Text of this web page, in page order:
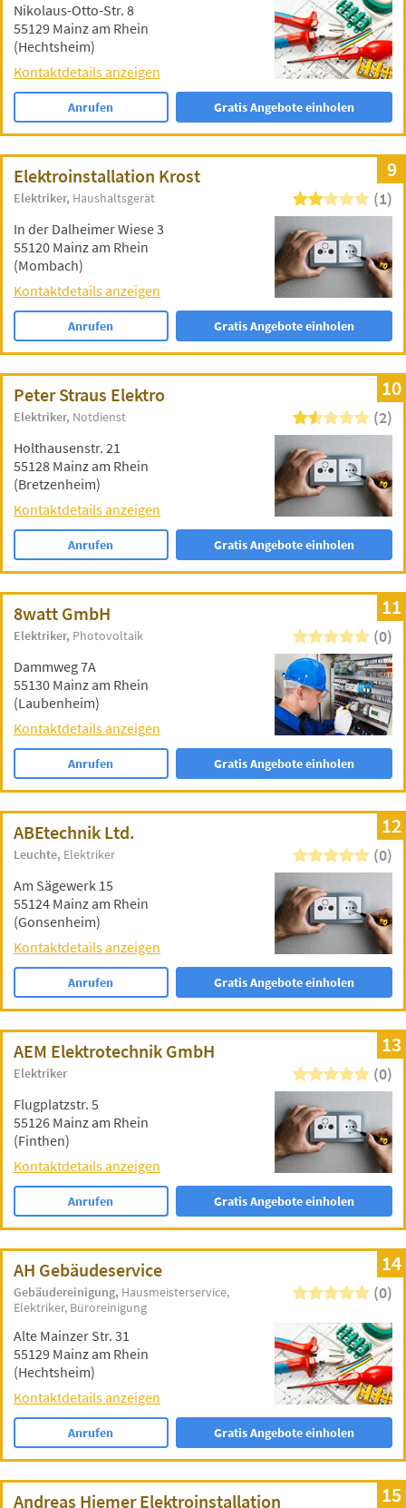
Nikolaus-Otto-Str. 8
55129 Mainz am Rhein
(Hechtsheim)
Kontaktdetails anzeigen
Anrufen Gratis Angebote einholen
9
Elektroinstallation Krost
Elektriker Haushaltsgerät (1)
In der Dalheimer Wiese 3
55120 Mainz am Rhein
(Mombach)
Kontaktdetails anzeigen
Anrufen Gratis Angebote einholen
10
Peter Straus Elektro
Elektriker Notdienst (2)
Holthausenstr. 21
55128 Mainz am Rhein
(Bretzenheim)
Kontaktdetails anzeigen
Anrufen Gratis Angebote einholen
11
8watt GmbH
Elektriker Photovoltaik (0)
Dammweg 7A
55130 Mainz am Rhein
(Laubenheim)
Kontaktdetails anzeigen
Anrufen Gratis Angebote einholen
12
ABEtechnik Ltd.
Leuchte Elektriker (0)
Am Sägewerk 15
55124 Mainz am Rhein
(Gonsenheim)
Kontaktdetails anzeigen
Anrufen Gratis Angebote einholen
13
AEM Elektrotechnik GmbH
Elektriker (0)
Flugplatzstr. 5
55126 Mainz am Rhein
(Finthen)
Kontaktdetails anzeigen
Anrufen Gratis Angebote einholen
14
AH Gebäudeservice
Gebäudereinigung Hausmeisterservice
Elektriker Büroreinigung
(0)
Alte Mainzer Str. 31
55129 Mainz am Rhein
(Hechtsheim)
Kontaktdetails anzeigen
Anrufen Gratis Angebote einholen
15
Andreas Hiemer Elektroinstallation